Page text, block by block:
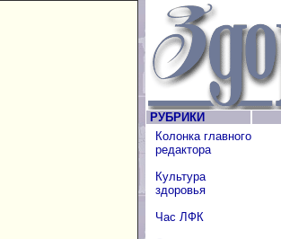
РУБРИКИ
Колонка главного
редактора
Культура
здоровья
Час ЛФК